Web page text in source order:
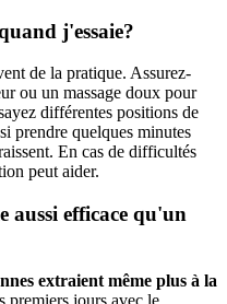
j'essaie?
de la pratique. Assurez-
ou un massage doux pour
différentes positions de
prendre quelques minutes
En cas de difficultés
peut aider.
aussi efficace qu'un
extraient même plus à la
premiers jours avec le